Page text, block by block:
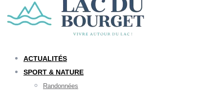
ACTUALITÉS
SPORT & NATURE
Randonnées